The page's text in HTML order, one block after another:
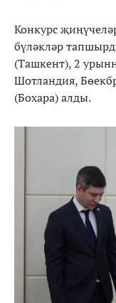
Конкурс
бүләкләр
(Ташкент), 2
Шотландия,
(Бохара) алды.